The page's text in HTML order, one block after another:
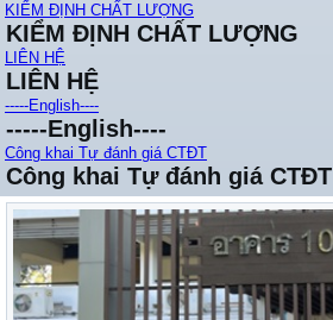
KIỂM ĐỊNH CHẤT LƯỢNG
KIỂM ĐỊNH CHẤT LƯỢNG
LIÊN HỆ
LIÊN HỆ
-----English----
-----English----
Công khai Tự đánh giá CTĐT
Công khai Tự đánh giá CTĐT